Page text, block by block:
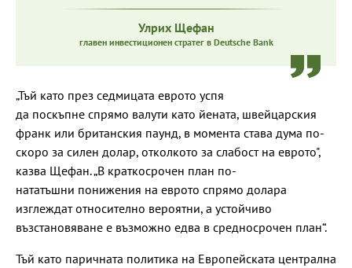
Улрих Щефан
главен инвестиционен стратег в Deutsche Bank
„Тъй като през седмицата еврото успя
да поскъпне спрямо валути като йената, швейцарския
франк или британския паунд, в момента става дума по-
скоро за силен долар, отколкото за слабост на еврото",
казва Щефан. „В краткосрочен план по-
нататъшни понижения на еврото спрямо долара
изглеждат относително вероятни, а устойчиво
възстановяване е възможно едва в средносрочен план“.
Тъй като паричната политика на Европейската централна